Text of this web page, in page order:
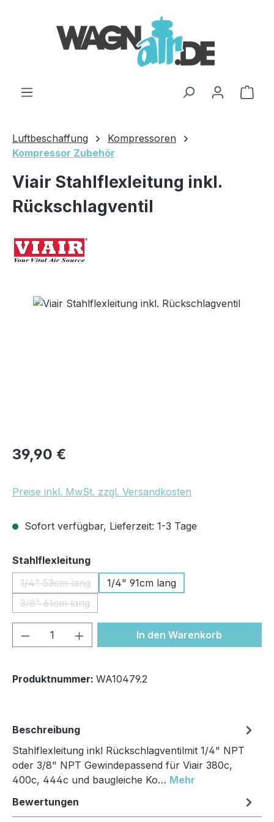
Luftbeschaffung
Kompressoren
Kompressor Zubehör
Viair Stahlflexleitung inkl.
Rückschlagventil
Bildergalerie überspringen
Regulärer Preis:
39,90 €
Preise inkl. MwSt. zzgl. Versandkosten
Sofort verfügbar, Lieferzeit: 1-3 Tage
Stahlflexleitungauswählen
1/4" 53cm lang
(Diese Option ist zurzeit nicht verfügbar.)
1/4" 91cm lang
3/8" 61cm lang
(Diese Option ist zurzeit nicht verfügbar.)
Produkt Anzahl: Gib denIn den Warenkorb
Produktnummer: WA10479.2
Beschreibung
Stahlflexleitung inkl Rückschlagventilmit 1/4" NPT
oder 3/8" NPT Gewindepassend für Viair 380c,
400c, 444c und baugleiche Ko… Mehr
Bewertungen